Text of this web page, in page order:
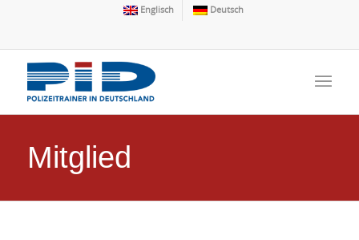
Englisch Deutsch
Mitglied